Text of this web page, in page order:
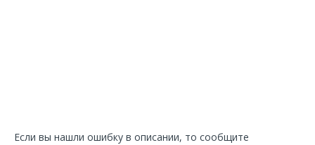
Если вы нашли ошибку в описании, то сообщите